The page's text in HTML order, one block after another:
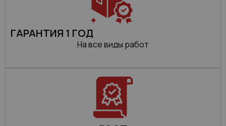
ГАРАНТИЯ 1 ГОД
На все виды работ